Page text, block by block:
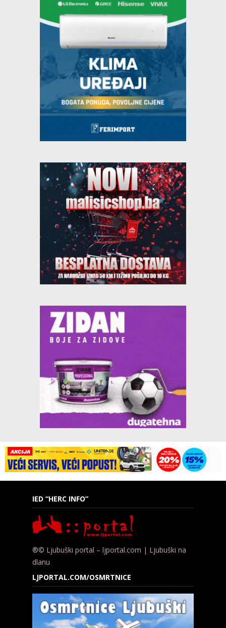
IED “HERC INFO”
®© Ljubuški portal – ljportal.com | Ljubuški na
dlanu
LJPORTAL.COM/OSMRTNICE